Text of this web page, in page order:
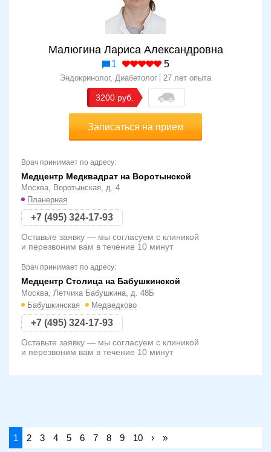
Малюгина Лариса Александровна
1 5
Эндокринолог, Диабетолог 27 лет опыта
3200
Записаться на прием
Врач принимает по адресу:
Медцентр Медквадрат на Воротынской
Москва, Воротынская, д. 4
Планерная
+7 (495) 324-17-93
Оставьте заявку — мы согласуем с клиникой
и перезвоним вам в течение 10 минут
Врач принимает по адресу:
Медцентр Столица на Бабушкинской
Москва, Летчика Бабушкина, д. 48Б
Бабушкинская
Медведково
+7 (495) 324-17-93
Оставьте заявку — мы согласуем с клиникой
и перезвоним вам в течение 10 минут
1 2 3 4 5 6 7 8 9 10 › »